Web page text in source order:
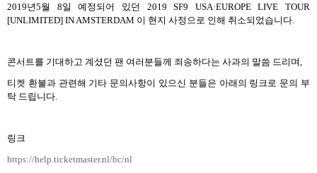
2019년5월 8일 예정되어 있던 2019 SF9 USA·EUROPE LIVE TOUR
[UNLIMITED] IN AMSTERDAM 이 현지 사정으로 인해 취소되었습니다
콘서트를 기대하고 계셨던 팬 여러분들께 죄송하다는 사과의 말씀 드리며,
티켓 환불과 관련해 기타 문의사항이 있으신 분들은 아래의 링크로 문의 부
탁 드립니다
링크
https://help.ticketmaster.nl/hc/nl